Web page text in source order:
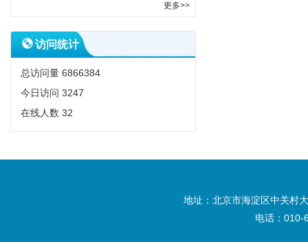
更多>>
访问统计
总访问量 6866384
今日访问 3247
在线人数 32
地址：北京市海淀区中关村
电话：